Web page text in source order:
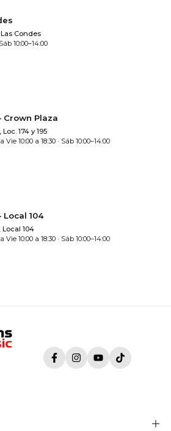
Condes
10:00–14:00
Plaza
174 y 195
Vie 10:00 a 18:30 · Sáb 10:00–14:00
104
Local 104
Vie 10:00 a 18:30 · Sáb 10:00–14:00
FacebookInstagramYouTubeTikTok